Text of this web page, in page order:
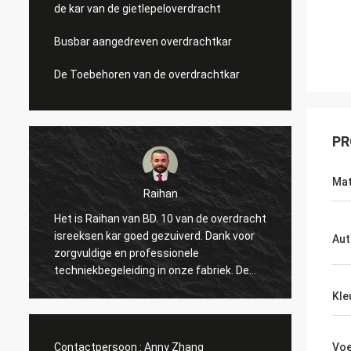
de kar van de gietlepeloverdracht
Busbar aangedreven overdrachtkar
De Toebehoren van de overdrachtkar
Raihan
Het is Raihan van BD. 10 van de overdracht
isreeksen kar goed gezuiverd. Dank voor
zorgvuldige en professionele
techniekbegeleiding in onze fabriek. De
hoop alles kan gaat goed en denkt aan
te
het
Contactpersoon : Anny Zhang